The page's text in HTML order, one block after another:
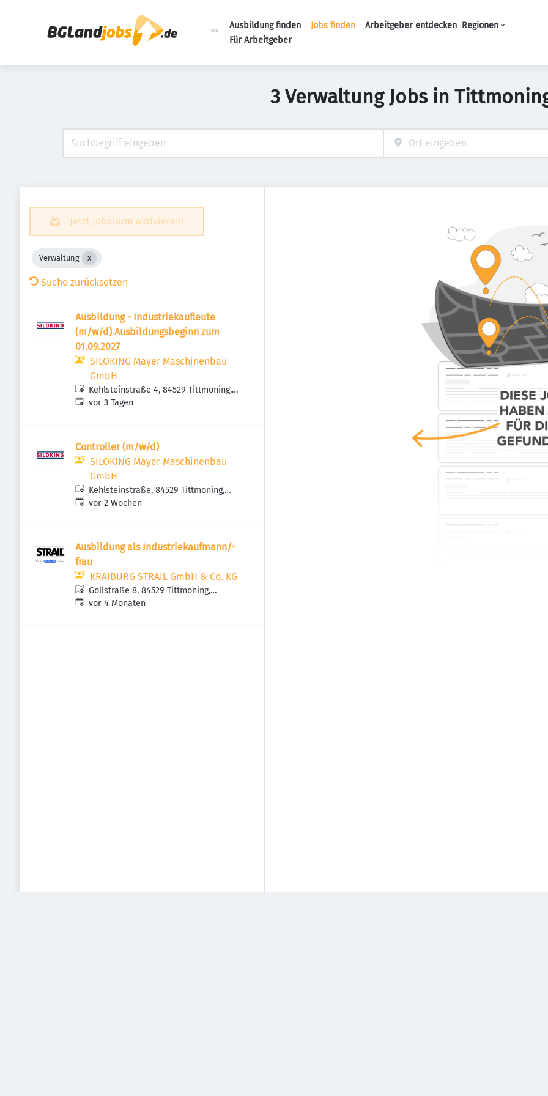
Ausbildung finden Jobs finden Arbeitgeber entdecken Regionen
Für Arbeitgeber
3 Verwaltung Jobs in
Jetzt Jobalarm aktivieren!
Verwaltung
Suche zurücksetzen
Ausbildung - Industriekaufleute
(m/w/d) Ausbildungsbeginn zum
01.09.2027
SILOKING Mayer Maschinenbau
GmbH
Kehlsteinstraße 4, 84529 Tittmoning,
Deutschland
Veröffentlicht:
vor 3 Tagen
Controller (m/w/d)
SILOKING Mayer Maschinenbau
GmbH
Kehlsteinstraße, 84529 Tittmoning,
Deutschland
Veröffentlicht:
vor 2 Wochen
Ausbildung als Industriekaufmann/-
frau
KRAIBURG STRAIL GmbH & Co. KG
Göllstraße 8, 84529 Tittmoning,
Deutschland
Veröffentlicht:
vor 4 Monaten